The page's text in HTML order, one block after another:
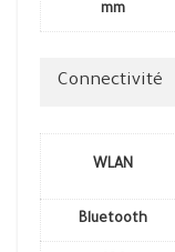
mm
Connectivité
WLAN
Bluetooth